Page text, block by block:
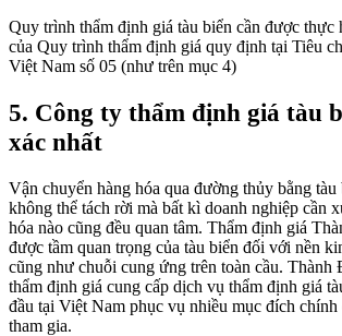
Quy trình thẩm định giá tàu biển cần được thực
của Quy trình thẩm định giá quy định tại Tiêu
Việt Nam số 05 (như trên mục 4)
5. Công ty thẩm định giá tàu
xác nhất
Vận chuyển hàng hóa qua đường thủy bằng tàu
không thể tách rời mà bất kì doanh nghiệp cần
hóa nào cũng đều quan tâm. Thẩm định giá
được tầm quan trọng của tàu biển đối với nền
cũng như chuỗi cung ứng trên toàn cầu. Thành
thẩm định giá cung cấp dịch vụ thẩm định giá
đầu tại Việt Nam phục vụ nhiều mục đích chính
tham gia.